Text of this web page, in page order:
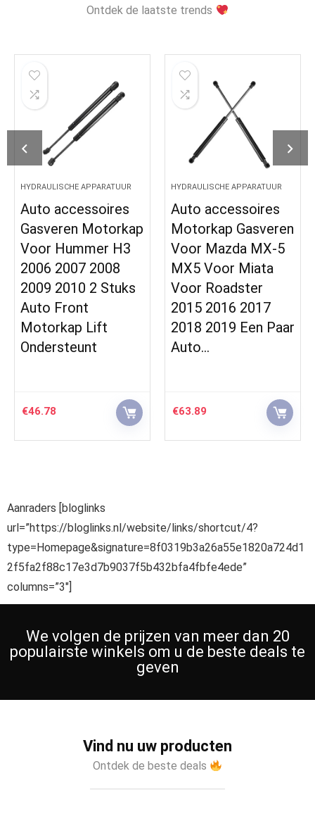
Ontdek de laatste trends
HYDRAULISCHE APPARATUUR
Auto accessoires
Gasveren Motorkap
Voor Hummer H3
2006 2007 2008
2009 2010 2 Stuks
Auto Front
Motorkap Lift
Ondersteunt
€46.78
HYDRAULISCHE APPARATUUR
Auto accessoires
Motorkap Gasveren
Voor Mazda MX-5
MX5 Voor Miata
Voor Roadster
2015 2016 2017
2018 2019 Een Paar
Auto…
€63.89
Aanraders [bloglinks
url=”https://bloglinks.nl/website/links/shortcut/4?
type=Homepage&signature=8f0319b3a26a55e1820a724d1
2f5fa2f88c17e3d7b9037f5b432bfa4fbfe4ede”
columns=”3″]
We volgen de prijzen van meer dan 20
populairste winkels om u de beste deals te
geven
Vind nu uw producten
Ontdek de beste deals